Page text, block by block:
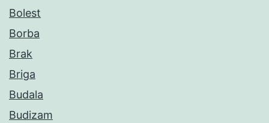
Bolest
Borba
Brak
Briga
Budala
Budizam